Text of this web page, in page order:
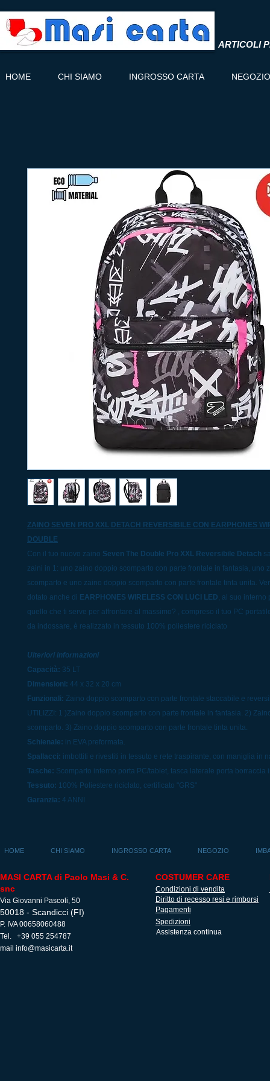
ARTICOLI
HOME CHI SIAMO INGROSSO CARTA NEGOZIO
ZAINO SEVEN PRO XXL DETACH REVERSIBILE CON EARPHONES
DOUBLE
Con il tuo nuovo zaino Seven The Double Pro XXL Reversibile Detach
zaini in 1: uno zaino doppio scomparto con parte frontale in fantasia, uno
scomparto e uno zaino doppio scomparto con parte frontale tinta unita.
dotato anche di EARPHONES WIRELESS CON LUCI LED, al suo interno
quello che ti serve per affrontare al massimo? , compreso il tuo PC
da indossare, è realizzato in tessuto 100% poliestere riciclato
Ulteriori informazioni
Capacità: 35 LT
Dimensioni: 44 x 32 x 20 cm
Funzionali: Zaino doppio scomparto con parte frontale staccabile e
UTILIZZI: 1 )Zaino doppio scomparto con parte frontale in fantasia. 2)
scomparto. 3) Zaino doppio scomparto con parte frontale tinta unita.
Schienale: in EVA preformata.
Spallacci: imbottiti e rivestiti in tessuto e rete traspirante, con maniglia in
Tasche: Scomparto interno porta PC/tablet, tasca laterale porta borraccia
Tessuto: 100% Poliestere riciclato, certificato "GRS"
Garanzia: 4 ANNI
HOME CHI SIAMO INGROSSO CARTA NEGOZIO
MASI CARTA di Paolo Masi & C.
snc
Via Giovanni Pascoli, 50
50018 - Scandicci (FI)
P. IVA 00658060488
Tel. +39 055 254787
mail info@masicarta.it
COSTUMER CARE
Condizioni di vendita
Diritto di recesso resi e rimborsi
Pagamenti
Spedizioni
Assistenza continua